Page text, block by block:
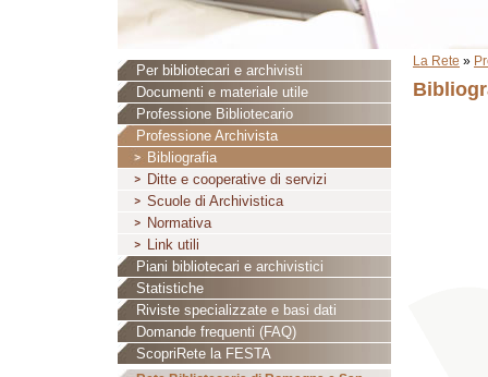
La Rete »
Per bibliotecari e archivisti
Documenti e materiale utile
Professione Bibliotecario
Professione Archivista
Bibliografia
Ditte e cooperative di servizi
Scuole di Archivistica
Normativa
Link utili
Piani bibliotecari e archivistici
Statistiche
Riviste specializzate e basi dati
Domande frequenti (FAQ)
ScopriRete la FESTA